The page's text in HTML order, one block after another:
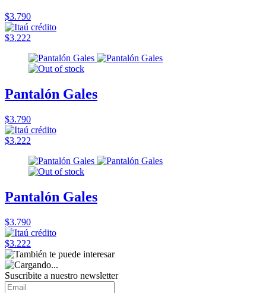
$3.790
$3.222
Pantalón Gales
$3.790
$3.222
Pantalón Gales
$3.790
$3.222
Suscribite a nuestro newsletter